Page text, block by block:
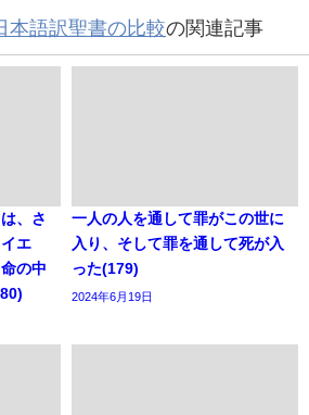
本語訳聖書の比較の関連記事
、さ
エ
の中
一人の人を通して罪がこの世に
入り、そして罪を通して死が入
った(179)
2024年6月19日